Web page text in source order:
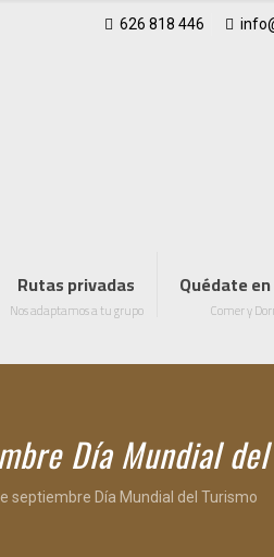
626 818 446
Rutas privadas
Nos adaptamos a tu grupo
Quédate
Comer y
Día Mundial
septiembre Día Mundial del Turismo